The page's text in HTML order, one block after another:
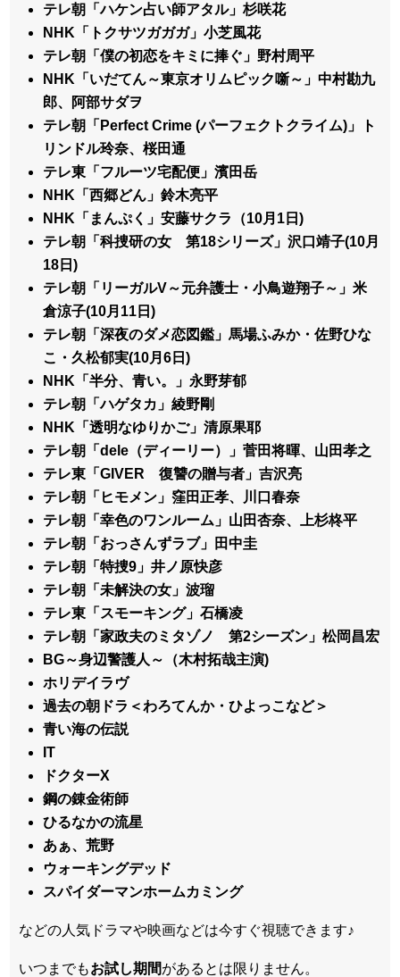
テレ朝「ハケン占い師アタル」杉咲花
NHK「トクサツガガガ」小芝風花
テレ朝「僕の初恋をキミに捧ぐ」野村周平
NHK「いだてん～東京オリムピック噺～」中村勘九
郎、阿部サダヲ
テレ朝「Perfect Crime (パーフェクトクライム)」ト
リンドル玲奈、桜田通
テレ東「フルーツ宅配便」濱田岳
NHK「西郷どん」鈴木亮平
NHK「まんぷく」安藤サクラ（10月1日)
テレ朝「科捜研の女 第18シリーズ」沢口靖子(10月
18日)
テレ朝「リーガルV～元弁護士・小鳥遊翔子～」米
倉涼子(10月11日)
テレ朝「深夜のダメ恋図鑑」馬場ふみか・佐野ひな
こ・久松郁実(10月6日)
NHK「半分、青い。」永野芽郁
テレ朝「ハゲタカ」綾野剛
NHK「透明なゆりかご」清原果耶
テレ朝「dele（ディーリー）」菅田将暉、山田孝之
テレ東「GIVER 復讐の贈与者」吉沢亮
テレ朝「ヒモメン」窪田正孝、川口春奈
テレ朝「幸色のワンルーム」山田杏奈、上杉柊平
テレ朝「おっさんずラブ」田中圭
テレ朝「特捜9」井ノ原快彦
テレ朝「未解決の女」波瑠
テレ東「スモーキング」石橋凌
テレ朝「家政夫のミタゾノ 第2シーズン」松岡昌宏
BG～身辺警護人～（木村拓哉主演)
ホリデイラヴ
過去の朝ドラ＜わろてんか・ひよっこなど＞
青い海の伝説
IT
ドクターX
鋼の錬金術師
ひるなかの流星
あぁ、荒野
ウォーキングデッド
スパイダーマンホームカミング
などの人気ドラマや映画などは今すぐ視聴できます♪
いつまでもお試し期間があるとは限りません。